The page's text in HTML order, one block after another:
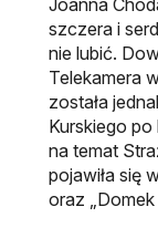
Joanna
szczera i
nie lubić.
Telekamera
została
Kurskiego
na temat
pojawiła się
oraz